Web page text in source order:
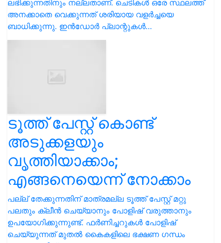
ലഭിക്കുന്നതിനും നല്ലതാണ്. ചെടികള്‍ ഒരേ സ്ഥലത്ത്
അനക്കാതെ വെക്കുന്നത് ശരിയായ വളര്‍ച്ചയെ
ബാധിക്കുന്നു. ഇന്‍ഡോര്‍ പ്ലാന്റുകള്‍…
ടൂത്ത് പേസ്റ്റ് കൊണ്ട്
അടുക്കളയും
വൃത്തിയാക്കാം;
എങ്ങനെയെന്ന് നോക്കാം
പല്ല് തേക്കുന്നതിന് മാത്രമല്ല ടൂത്ത് പേസ്റ്റ് മറ്റു
പലതും ക്ലീൻ ചെയ്യാനും പോളിഷ് വരുത്താനും
ഉപയോഗിക്കുന്നുണ്ട്. ഫർണിച്ചറുകൾ പോളിഷ്
ചെയ്യുന്നത് മുതൽ കൈകളിലെ ഭക്ഷണ ഗന്ധം